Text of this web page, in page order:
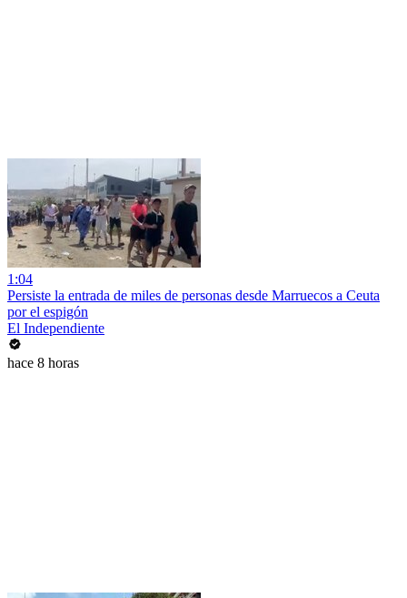
1:04
Persiste la entrada de miles de personas desde Marruecos a Ceuta
por el espigón
El Independiente
hace 8 horas